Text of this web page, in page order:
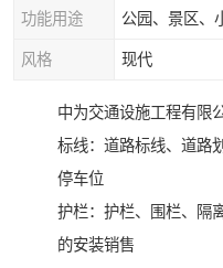
功能用途
风格 现代
中为交通设施工程有限
标线：道路标线、道路
停车位
护栏：护栏、围栏、隔
的安装销售